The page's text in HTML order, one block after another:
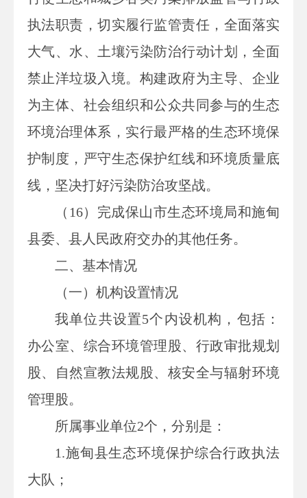
执法职责，切实履行监管责任，全面落实
大气、水、土壤污染防治行动计划，全面
禁止洋垃圾入境。构建政府为主导、企业
为主体、社会组织和公众共同参与的生态
环境治理体系，实行最严格的生态环境保
护制度，严守生态保护红线和环境质量底
线，坚决打好污染防治攻坚战。
（16）完成保山市生态环境局和施甸
县委、县人民政府交办的其他任务。
二、基本情况
（一）机构设置情况
我单位共设置5个内设机构，包括：
办公室、综合环境管理股、行政审批规划
股、自然宣教法规股、核安全与辐射环境
管理股。
所属事业单位2个，分别是：
1.施甸县生态环境保护综合行政执法
大队；